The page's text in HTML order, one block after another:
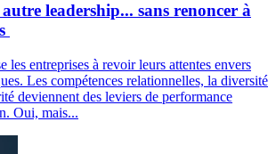
leadership... sans renoncer à
les entreprises à revoir leurs attentes envers
Les compétences relationnelles, la diversité
deviennent des leviers de performance
Oui, mais...